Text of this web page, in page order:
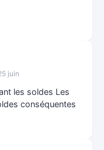
juin
les soldes Les
conséquentes